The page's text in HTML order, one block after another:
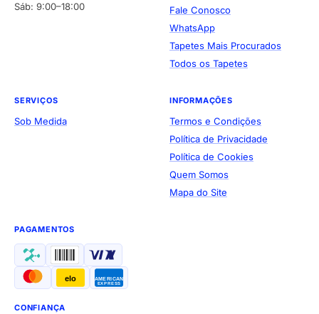
Sáb: 9:00–18:00
Fale Conosco
WhatsApp
Tapetes Mais Procurados
Todos os Tapetes
SERVIÇOS
Sob Medida
INFORMAÇÕES
Termos e Condições
Política de Privacidade
Política de Cookies
Quem Somos
Mapa do Site
PAGAMENTOS
elo AMERICAN
EXPRESS
CONFIANÇA